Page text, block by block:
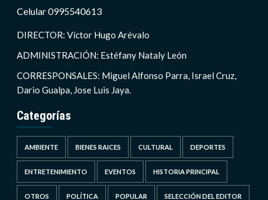
Celular 0995540613
DIRECTOR: Víctor Hugo Arévalo
ADMINISTRACIÓN: Estéfany Nataly León
CORRESPONSALES: Miguel Alfonso Parra, Israel Cruz,
Dario Gualpa, Jose Luis Jaya.
Categorías
AMBIENTE BIENES RAICES CULTURAL DEPORTES
ENTRETENIMIENTO EVENTOS HISTORIA PRINCIPAL
OTROS POLÍTICA POPULAR SELECCIÓN DEL EDITOR